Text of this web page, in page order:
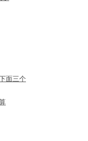
面三个